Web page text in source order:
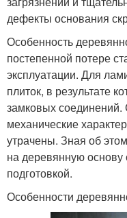
дефекты основания
Особенность
постепенной потере
эксплуатации. Для
плиток, в результате
замковых
механические
утрачены. Зная об
на деревянную основу
подготовкой.
Особенности